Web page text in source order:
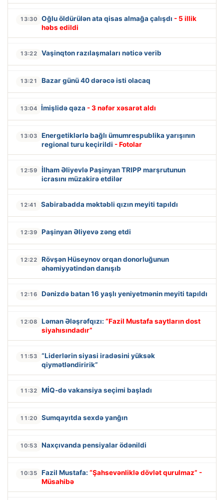
13:30 Oğlu öldürülən ata qisas almağa çalışdı - 5 illik
həbs edildi
13:22 Vaşinqton razılaşmaları nəticə verib
13:21 Bazar günü 40 dərəcə isti olacaq
13:04 İmişlidə qəza - 3 nəfər xəsarət aldı
13:03
Energetiklərlə bağlı ümumrespublika yarışının
regional turu keçirildi - Fotolar
12:59
İlham Əliyevlə Paşinyan TRIPP marşrutunun
icrasını müzakirə etdilər
12:41 Sabirabadda məktəbli qızın meyiti tapıldı
12:39 Paşinyan Əliyevə zəng etdi
12:22
Rövşən Hüseynov orqan donorluğunun
əhəmiyyətindən danışıb
12:16 Dənizdə batan 16 yaşlı yeniyetmənin meyiti tapıldı
12:08 Ləman Ələşrəfqızı: “Fazil Mustafa saytların dost
siyahısındadır”
11:53
“Liderlərin siyasi iradəsini yüksək
qiymətləndiririk”
11:32 MİQ-də vakansiya seçimi başladı
11:20 Sumqayıtda sexdə yanğın
10:53 Naxçıvanda pensiyalar ödənildi
10:35 Fazil Mustafa: “Şahsevənliklə dövlət qurulmaz” -
Müsahibə